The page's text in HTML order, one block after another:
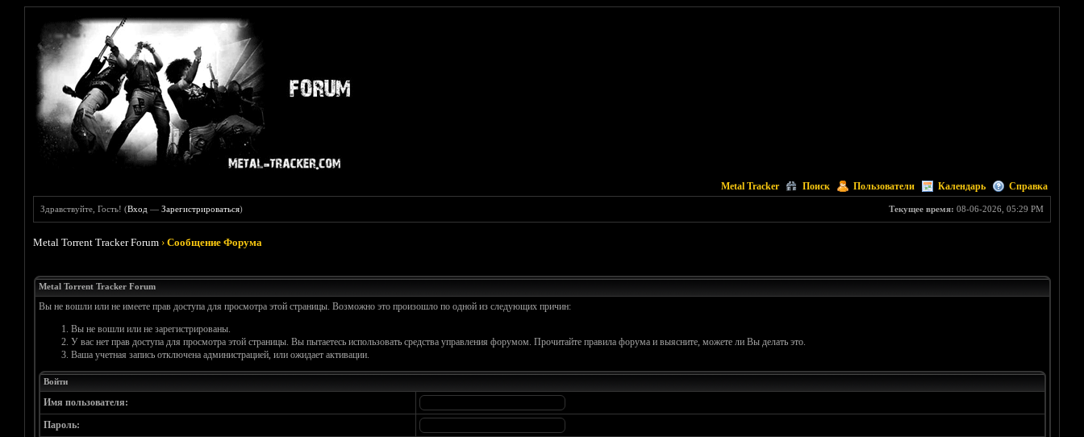
Metal Tracker Поиск Пользователи Календарь Справка
Текущее время: 08-06-2026, 05:29 PM
Здравствуйте, Гость! (Вход —Зарегистрироваться)
Metal Torrent Tracker Forum ›Сообщение Форума
Metal Torrent Tracker Forum
Вы не вошли или не имеете прав доступа для просмотра этой страницы. Возможно это произошло по одной из следующих причин:
Вы не вошли или не зарегистрированы.
У вас нет прав доступа для просмотра этой страницы. Вы пытаетесь использовать средства управления форумом. Прочитайте правила форума и выясните, можете ли Вы делать это.
Ваша учетная запись отключена администрацией, или ожидает активации.
Войти
Имя пользователя:
Пароль: